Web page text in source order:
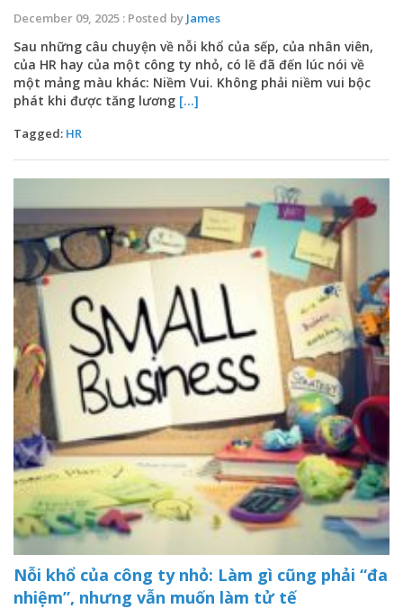
December 09, 2025 : Posted by James
Sau những câu chuyện về nỗi khổ của sếp, của nhân viên,
của HR hay của một công ty nhỏ, có lẽ đã đến lúc nói về
một mảng màu khác: Niềm Vui. Không phải niềm vui bộc
phát khi được tăng lương [...]
Tagged: HR
Nỗi khổ của công ty nhỏ: Làm gì cũng phải “đa
nhiệm”, nhưng vẫn muốn làm tử tế